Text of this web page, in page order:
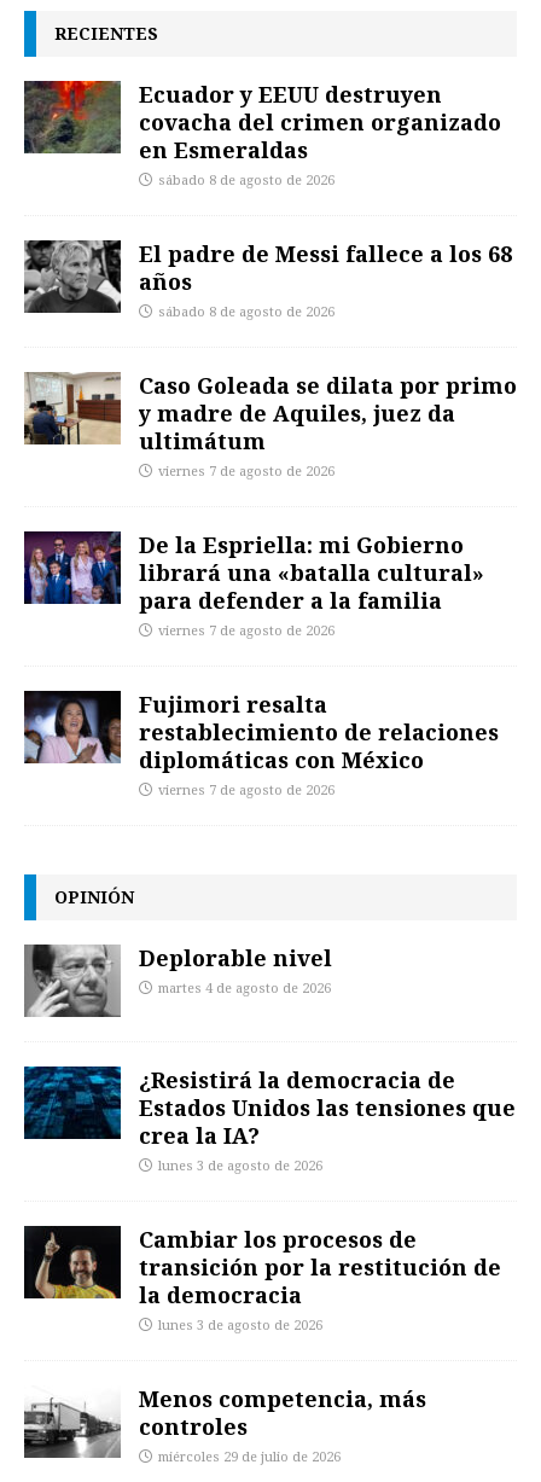
RECIENTES
Ecuador y EEUU destruyen
covacha del crimen organizado
en Esmeraldas
sábado 8 de agosto de 2026
El padre de Messi fallece a los 68
años
sábado 8 de agosto de 2026
Caso Goleada se dilata por primo
y madre de Aquiles, juez da
ultimátum
viernes 7 de agosto de 2026
De la Espriella: mi Gobierno
librará una «batalla cultural»
para defender a la familia
viernes 7 de agosto de 2026
Fujimori resalta
restablecimiento de relaciones
diplomáticas con México
viernes 7 de agosto de 2026
OPINIÓN
Deplorable nivel
martes 4 de agosto de 2026
¿Resistirá la democracia de
Estados Unidos las tensiones que
crea la IA?
lunes 3 de agosto de 2026
Cambiar los procesos de
transición por la restitución de
la democracia
lunes 3 de agosto de 2026
Menos competencia, más
controles
miércoles 29 de julio de 2026